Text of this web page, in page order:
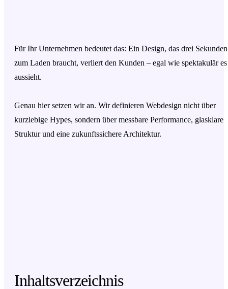
Für Ihr Unternehmen bedeutet das: Ein Design, das drei Sekunden
zum Laden braucht, verliert den Kunden – egal wie spektakulär es
aussieht.
Genau hier setzen wir an. Wir definieren Webdesign nicht über
kurzlebige Hypes, sondern über messbare Performance, glasklare
Struktur und eine zukunftssichere Architektur.
Inhaltsverzeichnis